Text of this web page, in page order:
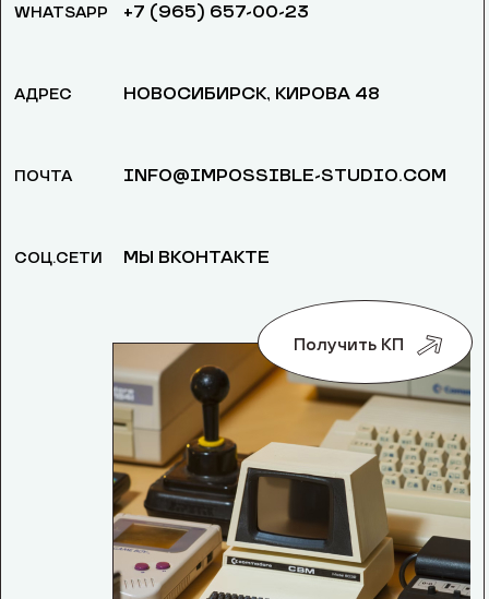
WHATSAPP
АДРЕС
ПОЧТА
СОЦ.СЕТИ
+7 (965) 657-00-23
НОВОСИБИРСК, ​КИРОВА 48
INFO@IMPOSSIBLE-STUDIO.COM
МЫ ВКОНТАКТЕ
Получить КП